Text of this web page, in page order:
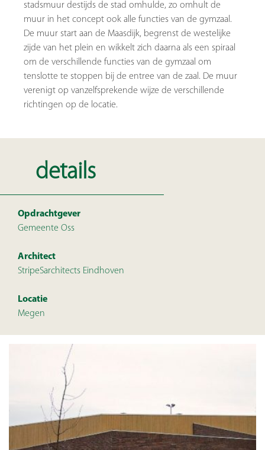
details
Opdrachtgever
Gemeente Oss
Architect
StripeSarchitects Eindhoven
Locatie
Megen
stadsmuur destijds de stad omhulde, zo omhult de
muur in het concept ook alle functies van de gymzaal.
De muur start aan de Maasdijk, begrenst de westelijke
zijde van het plein en wikkelt zich daarna als een spiraal
om de verschillende functies van de gymzaal om
tenslotte te stoppen bij de entree van de zaal. De muur
verenigt op vanzelfsprekende wijze de verschillende
richtingen op de locatie.